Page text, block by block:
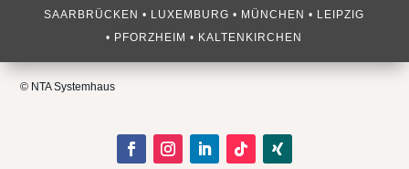
SAARBRÜCKEN • LUXEMBURG • MÜNCHEN • LEIPZIG
• PFORZHEIM • KALTENKIRCHEN
© NTA Systemhaus​